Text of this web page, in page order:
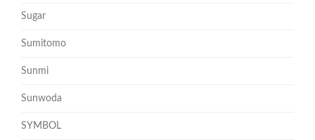
Sugar
Sumitomo
Sunmi
Sunwoda
SYMBOL